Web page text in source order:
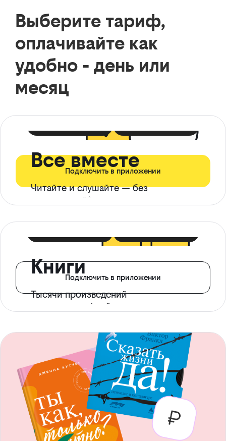
Выберите тариф,
оплачивайте как
удобно - день или
месяц
Все вместе
Читайте и слушайте — без
ограничений*
Подключить в приложении
Книги
Тысячи произведений
с доступом офлайн
Подключить в приложении